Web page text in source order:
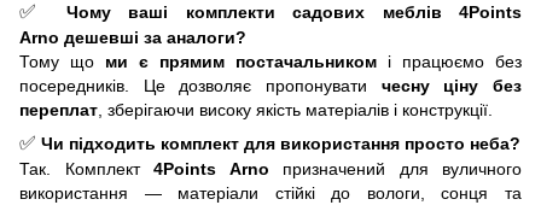
✅ Чому ваші комплекти садових меблів 4Points
Arno дешевші за аналоги?
Тому що ми є прямим постачальником і працюємо без
посередників. Це дозволяє пропонувати чесну ціну без
переплат, зберігаючи високу якість матеріалів і конструкції.
✅ Чи підходить комплект для використання просто неба?
Так. Комплект 4Points Arno призначений для вуличного
використання — матеріали стійкі до вологи, сонця та